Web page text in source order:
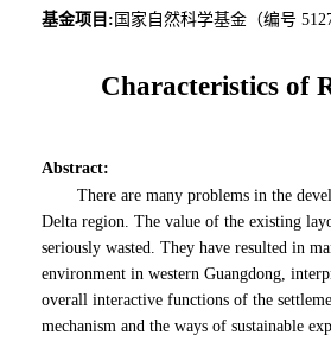
基金项目: 国家自然科学基金（编号
Characteristics of
Abstract:
There are many problems in the
Delta region. The value of the existing
seriously wasted. They have resulted in
environment in western Guangdong,
overall interactive functions of the
mechanism and the ways of sustainable